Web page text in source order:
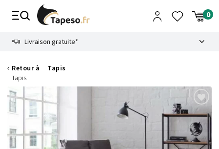
Livraison gratuite*
Retour à
Tapis
Tapis